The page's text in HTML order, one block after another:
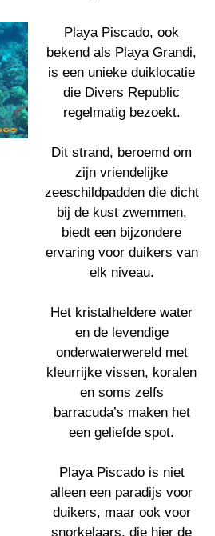
Playa Piscado, ook
bekend als Playa Grandi,
is een unieke duiklocatie
die Divers Republic
regelmatig bezoekt.
Dit strand, beroemd om
zijn vriendelijke
zeeschildpadden die dicht
bij de kust zwemmen,
biedt een bijzondere
ervaring voor duikers van
elk niveau.
Het kristalheldere water
en de levendige
onderwaterwereld met
kleurrijke vissen, koralen
en soms zelfs
barracuda’s maken het
een geliefde spot.
Playa Piscado is niet
alleen een paradijs voor
duikers, maar ook voor
snorkelaars, die hier de